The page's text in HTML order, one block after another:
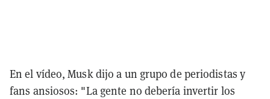
En el vídeo, Musk dijo a un grupo de periodistas y
fans ansiosos: "La gente no debería invertir los